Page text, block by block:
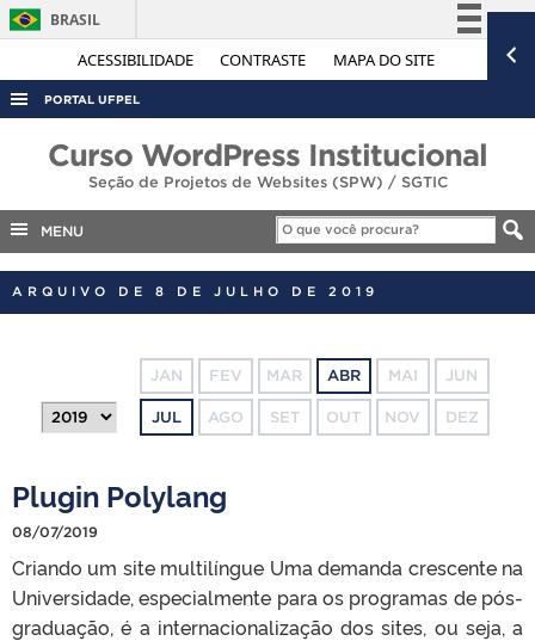
ACESSIBILIDADE CONTRASTE MAPA DO SITE
BRASIL
Simplifique!
Acesso à informação
Canais
PORTAL UFPEL
AUDITORIA
PORTARIAS
Curso WordPress Institucional
Seção de Projetos de Websites (SPW) / SGTIC
MENU
ARQUIVO DE 8 DE JULHO DE 2019
JAN FEV MAR ABR MAI JUN
JUL AGO SET OUT NOV DEZ
Plugin Polylang
08/07/2019
Criando um site multilíngue Uma demanda crescente na
Universidade, especialmente para os programas de pós-
graduação, é a internacionalização dos sites, ou seja, a